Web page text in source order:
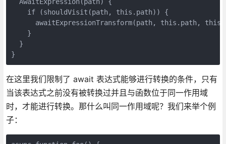
    if (shouldVisit(path, this.path)) {
awaitExpressionTransform(path, this.path,
    }
  }
}
在这里我们限制了 await 表达式能够进行转换的条件，只有
当该表达式之前没有被转换过并且与函数位于同一作用域
时，才能进行转换。那什么叫同一作用域呢？我们来举个例
子：